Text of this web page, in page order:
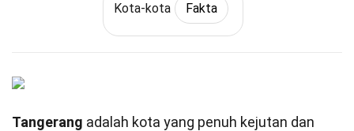
Kota-kota Fakta
Tangerang adalah kota yang penuh kejutan dan